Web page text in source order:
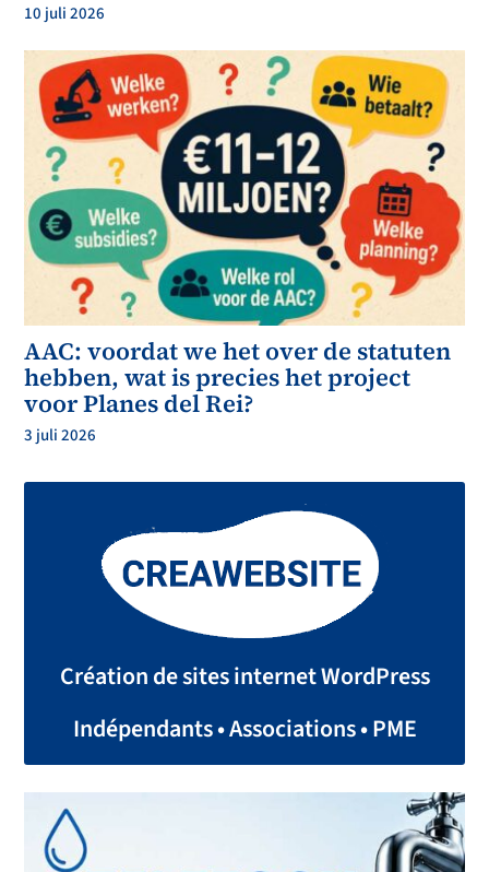
10 juli 2026
AAC: voordat we het over de statuten
hebben, wat is precies het project
voor Planes del Rei?
3 juli 2026
Création de sites internet WordPress
Indépendants • Associations • PME